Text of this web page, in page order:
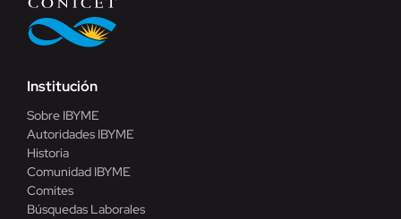
Institución
Sobre IBYME
Autoridades IBYME
Historia
Comunidad IBYME
Comites
Búsquedas Laborales